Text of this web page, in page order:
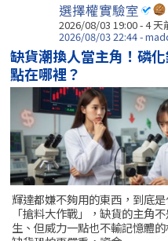
選擇權實驗室
2026/08/03 19:00 - 4 天
2026/08/03 22:44 -
缺貨潮換人當主角！磷
點在哪裡？
輝達都嫌不夠用的東西，到底
「搶料大作戰」，缺貨的主角
生、但威力一點也不輸記憶體